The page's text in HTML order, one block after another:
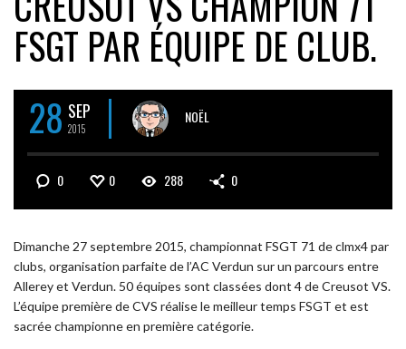
FSGT PAR ÉQUIPE DE CLUB.
28 SEP
2015
NOËL
0 0 288 0
Dimanche 27 septembre 2015, championnat FSGT 71 de clmx4 par
clubs, organisation parfaite de l’AC Verdun sur un parcours entre
Allerey et Verdun. 50 équipes sont classées dont 4 de Creusot VS.
L’équipe première de CVS réalise le meilleur temps FSGT et est
sacrée championne en première catégorie.